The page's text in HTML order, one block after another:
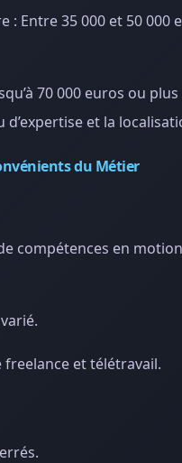
: Entre 35 000 et 50 000
70 000 euros ou
d’expertise et la
du Métier
compétences en motion
et télétravail.